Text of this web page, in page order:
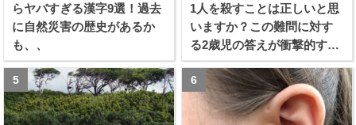
らヤバすぎる漢字9選！過去
に自然災害の歴史があるか
も、、
1人を殺すことは正しいと思
いますか？この難問に対す
る2歳児の答えが衝撃的すぎ
る！！